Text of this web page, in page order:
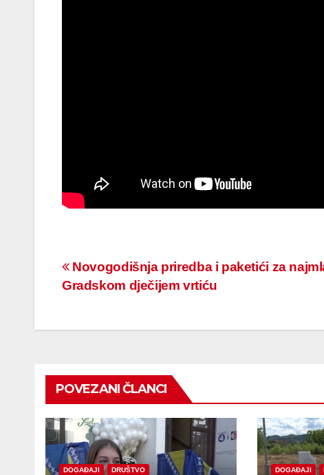
Navigacija
članaka
Novogodišnja priredba i paketići za
Gradskom dječijem vrtiću
POVEZANI ČLANCI
DOGAĐAJI DRUŠTVO DOGAĐAJI